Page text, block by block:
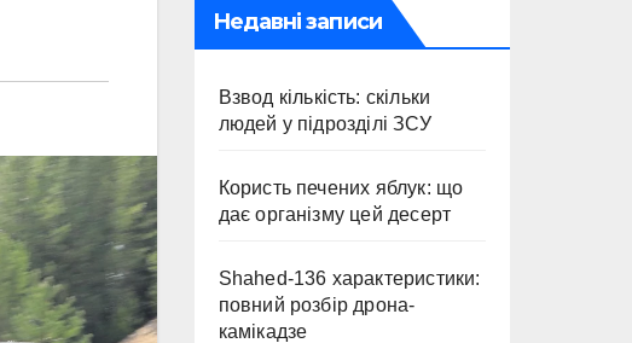
Недавні записи
Взвод кількість: скільки
людей у підрозділі ЗСУ
Користь печених яблук: що
дає організму цей десерт
Shahed-136 характеристики:
повний розбір дрона-
камікадзе